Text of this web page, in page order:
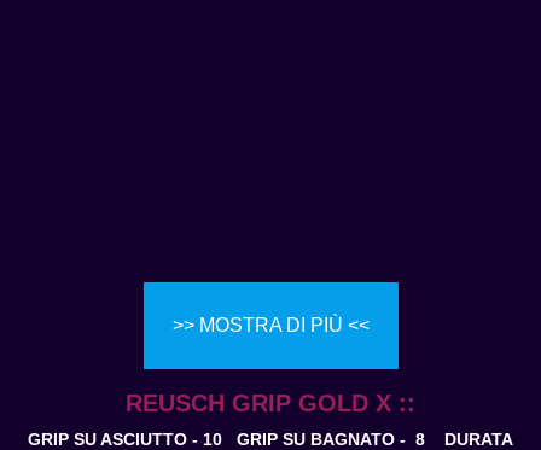
>> MOSTRA DI PIÙ <<
REUSCH GRIP GOLD X ::
GRIP SU ASCIUTTO - 10 GRIP SU BAGNATO - 8
DURATA